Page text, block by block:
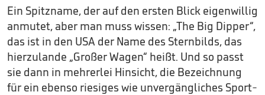
Ein Spitzname, der auf den ersten Blick eigenwillig
anmutet, aber man muss wissen: „The Big Dipper“,
das ist in den USA der Name des Sternbilds, das
hierzulande „Großer Wagen“ heißt. Und so passt
sie dann in mehrerlei Hinsicht, die Bezeichnung
für ein ebenso riesiges wie unvergängliches Sport-